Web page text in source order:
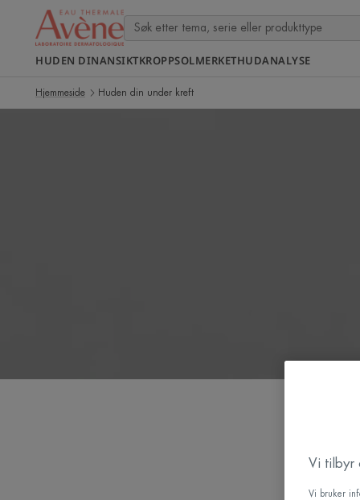
HUDEN DINANSIKTKROPPSOLMERKETHUDANALYSE
Hjemmeside Huden din under kreft
Vi tilbyr
Vi bruker